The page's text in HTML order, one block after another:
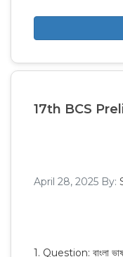
17th BCS
April 28, 2025 By:
1. Question: বাংলা